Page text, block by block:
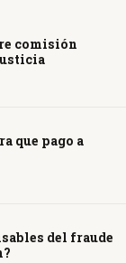
comisión
que pago a
del fraude